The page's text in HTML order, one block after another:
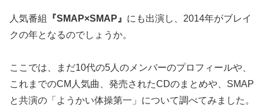
人気番組 『SMAP×SMAP』 にも出演し、2014年がブレイ
クの年となるのでしょうか。
ここでは、まだ10代の5人のメンバーのプロフィールや、
これまでのCM人気曲、発売されたCDのまとめや、SMAP
と共演の「ようかい体操第一」について調べてみました。